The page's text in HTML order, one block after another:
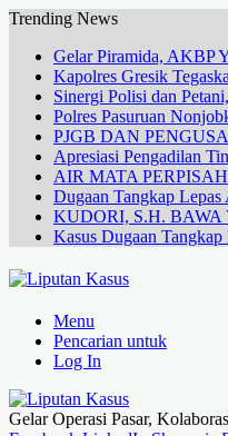
Trending News
Gelar Piramida, AKBP
Kapolres Gresik
Sinergi Polisi dan
Polres Pasuruan
PJGB DAN
Apresiasi Pengadilan
AIR MATA
Dugaan Tangkap
KUDORI, S.H.
Kasus Dugaan
Menu
Pencarian untuk
Log In
Gelar Operasi Pasar,